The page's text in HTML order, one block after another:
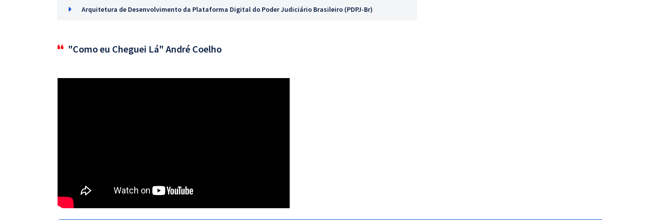
Arquitetura de Desenvolvimento da Plataforma Digital do Poder Judiciário Brasileiro (PDPJ-Br)
"Como eu Cheguei Lá" André Coelho